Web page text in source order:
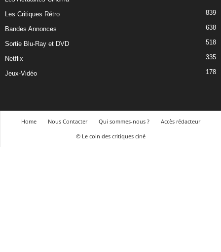
Les Critiques Rétro 839
Bandes Annonces 638
Sortie Blu-Ray et DVD 518
Netflix 335
Jeux-Vidéo 178
Home Nous Contacter Qui sommes-nous ?
Accès rédacteur
© Le coin des critiques ciné